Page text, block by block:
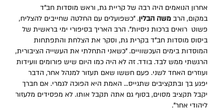
אחרון הנואמים היה רבה של קריית גת, וראש מוסדות חב"ד
במקום, הרבמשה הבלין. "כשפועלים עם החלטה שחייבים להצליח,
פשוט רואים ברכות ניסיות". הרב האריך בסיפורי ימי בראשית של
ביסוס מוסדות חב"ד בקרית גת, וסקר את הצלחת והתפתחות
המוסדות בימים העכשוויים. "כשאני התחלתי את העשייה הציבורית,
הרגשתי ממש לבד. בודד. זה לא היה כמו היום שיש פורומים וועידות
ועוזרים האחד לשני. פעם חששו שאם תעזור למנהל אחר, הדבר
יפגע בך ובתקציבים שתגייס... האמת היא הפוכה לגמרי. אם חברך
יקבל תקציב מסוים, בסוף גם אתה תקבל אותו. לא מפסידים מלעזור
ליהודי אחר".